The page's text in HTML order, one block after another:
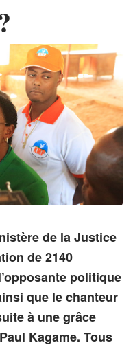
de la Justice
de 2140
politique
que le chanteur
à une grâce
Kagame. Tous